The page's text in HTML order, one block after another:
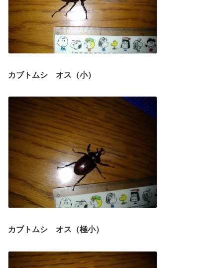
カブトムシ オス（小）
カブトムシ オス（極小）